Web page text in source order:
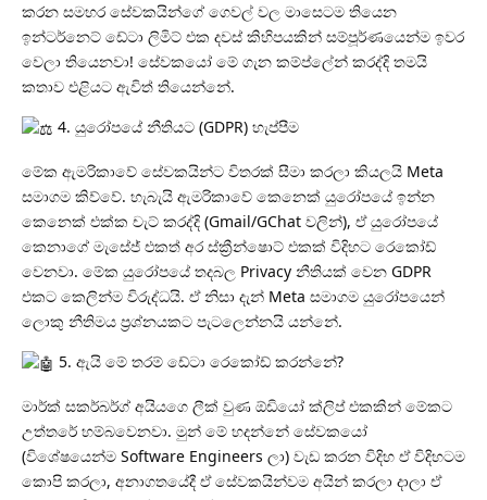
කරන සමහර සේවකයින්ගේ ගෙවල් වල මාසෙටම තියෙන
ඉන්ටර්නෙට් ඩේටා ලිමිට් එක දවස් කිහිපයකින් සම්පූර්ණයෙන්ම ඉවර
වෙලා තියෙනවා! සේවකයෝ මේ ගැන කම්ප්ලේන් කරද්දි තමයි
කතාව එළියට ඇවිත් තියෙන්නේ.
4. යුරෝපයේ නීතියට (GDPR) හැප්පීම
මේක ඇමරිකාවේ සේවකයින්ට විතරක් සීමා කරලා කියලයි Meta
සමාගම කිව්වේ. හැබැයි ඇමරිකාවේ කෙනෙක් යුරෝපයේ ඉන්න
කෙනෙක් එක්ක චැට් කරද්දි (Gmail/GChat වලින්), ඒ යුරෝපයේ
කෙනාගේ මැසේජ් එකත් අර ස්ක්‍රීන්ෂොට් එකක් විදිහට රෙකෝඩ්
වෙනවා. මේක යුරෝපයේ තදබල Privacy නීතියක් වෙන GDPR
එකට කෙලින්ම විරුද්ධයි. ඒ නිසා දැන් Meta සමාගම යුරෝපයෙන්
ලොකු නීතිමය ප්‍රශ්නයකට පැටලෙන්නයි යන්නේ.
5. ඇයි මේ තරම් ඩේටා රෙකෝඩ් කරන්නේ?
මාර්ක් සකර්බර්ග් අයියගෙ ලීක් වුණ ඕඩියෝ ක්ලිප් එකකින් මේකට
උත්තරේ හම්බවෙනවා. මුන් මේ හදන්නේ සේවකයෝ
(විශේෂයෙන්ම Software Engineers ලා) වැඩ කරන විදිහ ඒ විදිහටම
කොපි කරලා, අනාගතයේදී ඒ සේවකයින්වම අයින් කරලා දාලා ඒ